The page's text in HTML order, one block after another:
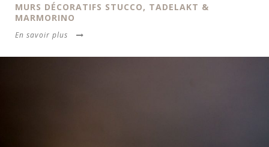
MURS DÉCORATIFS STUCCO, TADELAKT &
MARMORINO
En savoir plus